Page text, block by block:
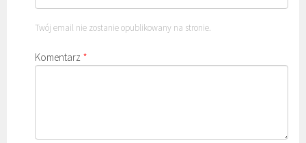
Twój email nie zostanie opublikowany na stronie.
Komentarz *